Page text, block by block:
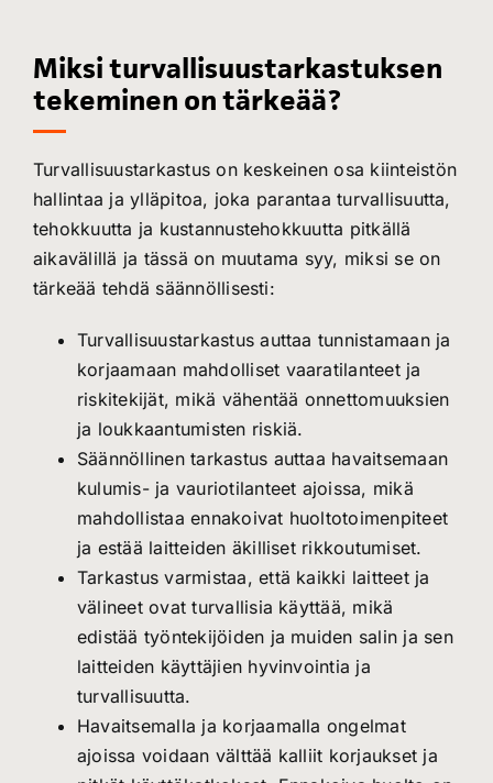
Miksi turvallisuustarkastuksen
tekeminen on tärkeää?
Turvallisuustarkastus on keskeinen osa kiinteistön
hallintaa ja ylläpitoa, joka parantaa turvallisuutta,
tehokkuutta ja kustannustehokkuutta pitkällä
aikavälillä ja tässä on muutama syy, miksi se on
tärkeää tehdä säännöllisesti:
Turvallisuustarkastus auttaa tunnistamaan ja
korjaamaan mahdolliset vaaratilanteet ja
riskitekijät, mikä vähentää onnettomuuksien
ja loukkaantumisten riskiä.
Säännöllinen tarkastus auttaa havaitsemaan
kulumis- ja vauriotilanteet ajoissa, mikä
mahdollistaa ennakoivat huoltotoimenpiteet
ja estää laitteiden äkilliset rikkoutumiset.
Tarkastus varmistaa, että kaikki laitteet ja
välineet ovat turvallisia käyttää, mikä
edistää työntekijöiden ja muiden salin ja sen
laitteiden käyttäjien hyvinvointia ja
turvallisuutta.
Havaitsemalla ja korjaamalla ongelmat
ajoissa voidaan välttää kalliit korjaukset ja